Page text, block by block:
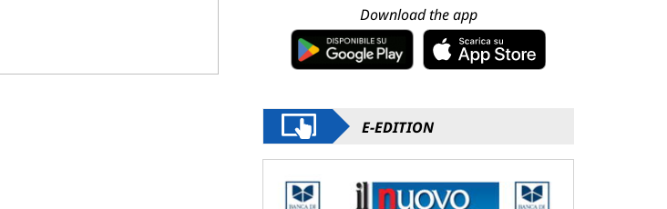
Download the app
E-EDITION